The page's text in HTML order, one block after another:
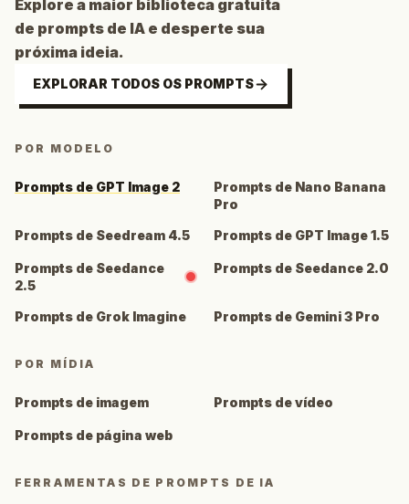
Explore a maior biblioteca gratuita
de prompts de IA e desperte sua
próxima ideia.
EXPLORAR TODOS OS PROMPTS
POR MODELO
Prompts de GPT Image 2
Prompts de Nano Banana
Pro
Prompts de Seedream 4.5
Prompts de GPT Image 1.5
Prompts de Seedance
2.5
Prompts de Seedance 2.0
Prompts de Grok Imagine Prompts de Gemini 3 Pro
POR MÍDIA
Prompts de imagem Prompts de vídeo
Prompts de página web
FERRAMENTAS DE PROMPTS DE IA